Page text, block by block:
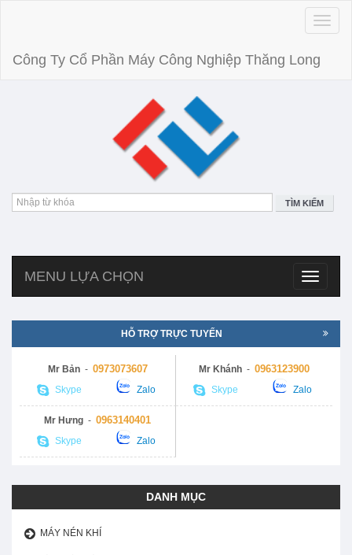
Toggle
Công Ty Cổ Phần Máy Công Nghiệp Thăng Long
TÌM KIẾM
Toggle
MENU LỰA CHỌN
HỖ TRỢ TRỰC TUYẾN
Mr Bản- 0973073607
Skype Zalo
Mr Khánh - 0963123900
Skype Zalo
Mr Hưng - 0963140401
Skype Zalo
DANH MỤC
MÁY NÉN KHÍ